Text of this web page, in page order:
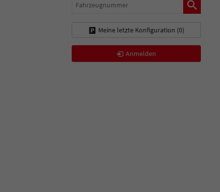
Fahrzeugnummer
Meine letzte Konfiguration (0)
Anmelden